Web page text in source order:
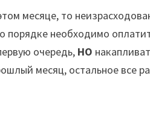
месяце, то
порядке необходимо
очередь, НО
месяц, остальное все